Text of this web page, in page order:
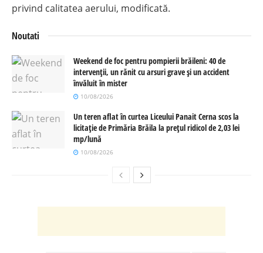
privind calitatea aerului, modificată.
Noutati
Weekend de foc pentru pompierii brăileni: 40 de
intervenții, un rănit cu arsuri grave și un accident
învăluit în mister
10/08/2026
Un teren aflat în curtea Liceului Panait Cerna scos la
licitație de Primăria Brăila la prețul ridicol de 2,03 lei
mp/lună
10/08/2026